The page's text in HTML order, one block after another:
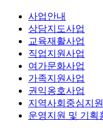
사업안내
상담지도사업
교육재활사업
직업지원사업
여가문화사업
가족지원사업
권익옹호사업
지역사회중심지
운영지원 및 기획